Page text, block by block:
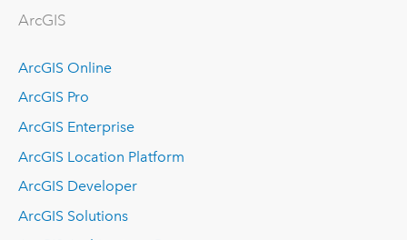
ArcGIS
ArcGIS Online
ArcGIS Pro
ArcGIS Enterprise
ArcGIS Location Platform
ArcGIS Developer
ArcGIS Solutions